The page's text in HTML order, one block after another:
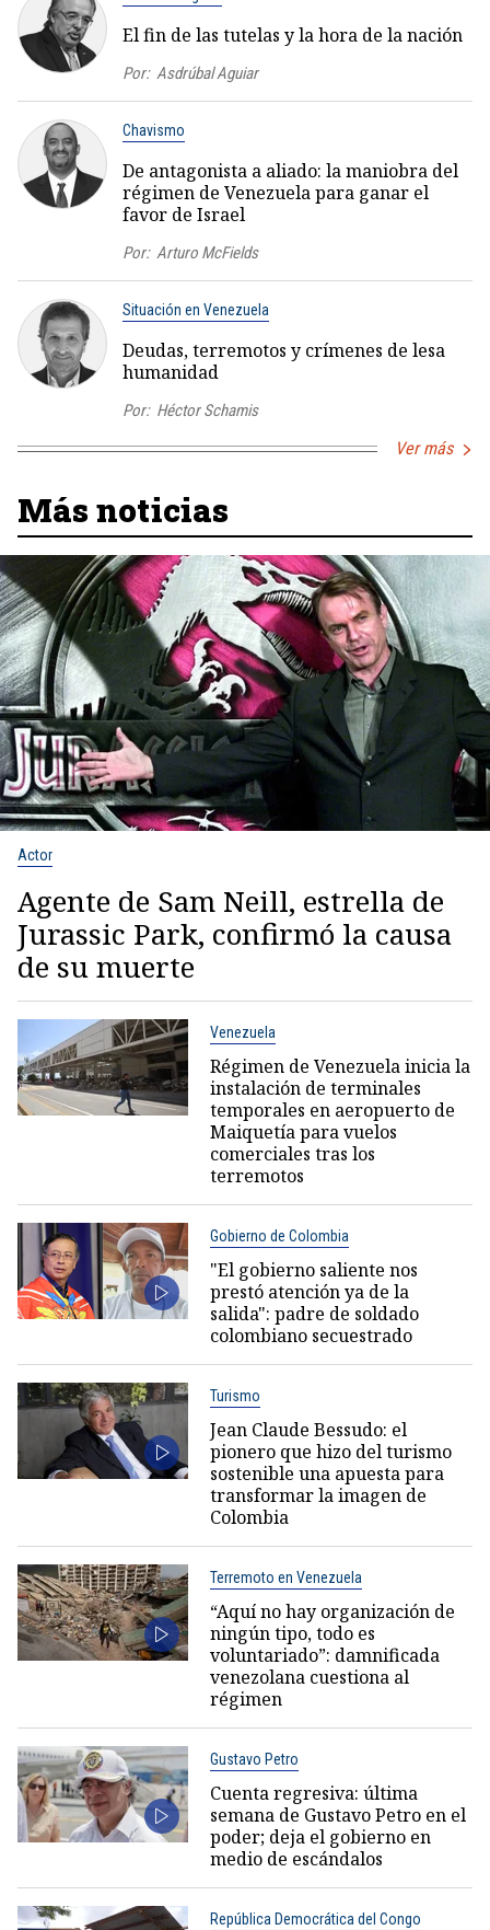
El fin de las tutelas y la hora de la nación
Por: Asdrúbal Aguiar
Chavismo
De antagonista a aliado: la maniobra del
régimen de Venezuela para ganar el
favor de Israel
Por: Arturo McFields
Situación en Venezuela
Deudas, terremotos y crímenes de lesa
humanidad
Por: Héctor Schamis
Ver más
Más noticias
Actor
Agente de Sam Neill, estrella de
Jurassic Park, confirmó la causa
de su muerte
Venezuela
Régimen de Venezuela inicia la
instalación de terminales
temporales en aeropuerto de
Maiquetía para vuelos
comerciales tras los
terremotos
Gobierno de Colombia
"El gobierno saliente nos
prestó atención ya de la
salida": padre de soldado
colombiano secuestrado
Turismo
Jean Claude Bessudo: el
pionero que hizo del turismo
sostenible una apuesta para
transformar la imagen de
Colombia
Terremoto en Venezuela
“Aquí no hay organización de
ningún tipo, todo es
voluntariado”: damnificada
venezolana cuestiona al
régimen
Gustavo Petro
Cuenta regresiva: última
semana de Gustavo Petro en el
poder; deja el gobierno en
medio de escándalos
República Democrática del Congo